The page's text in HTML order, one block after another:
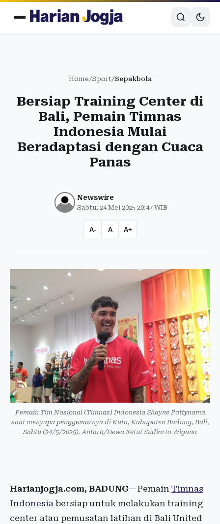
Home/Sport/Sepakbola
Bersiap Training Center di
Bali, Pemain Timnas
Indonesia Mulai
Beradaptasi dengan Cuaca
Panas
Newswire
Sabtu, 24 Mei 2025 20:47 WIB
A- A A+
Pemain Tim Nasional (Timnas) Indonesia Shayne Pattynama
saat menyapa penggemarnya di Kuta, Kabupaten Badung, Bali,
Sabtu (24/5/2025). Antara/Dewa Ketut Sudiarta Wiguna
Harianjogja.com, BADUNG—Pemain Timnas
Indonesia bersiap untuk melakukan training
center atau pemusatan latihan di Bali United